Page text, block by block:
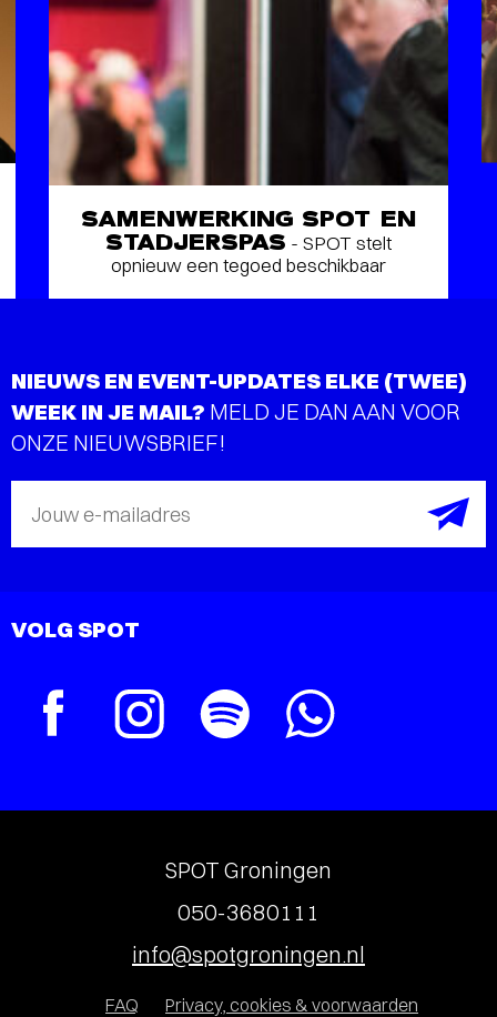
SAMENWERKING SPOT EN
STADJERSPAS - SPOT stelt
opnieuw een tegoed beschikbaar
NIEUWS EN EVENT-UPDATES ELKE (TWEE)
WEEK IN JE MAIL? MELD JE DAN AAN VOOR
ONZE NIEUWSBRIEF!
Jouw e-mailadres
VOLG SPOT
SPOT Groningen
050-3680111
info@spotgroningen.nl
FAQ Privacy, cookies & voorwaarden